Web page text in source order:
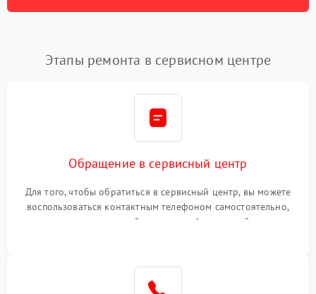
Этапы ремонта в сервисном центре
Обращение в сервисный центр
Для того, чтобы обратиться в сервисный центр, вы можете
воспользоваться контактным телефоном самостоятельно,
или оставить свой номер телефона на сайте